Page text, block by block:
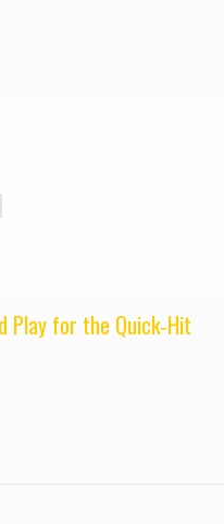
Play for the Quick‑Hit